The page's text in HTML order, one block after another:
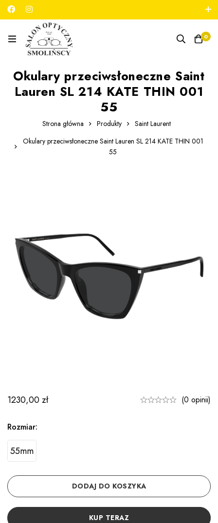
789 180 706
0
Okulary przeciwsłoneczne Saint
Lauren SL 214 KATE THIN 001
55
Strona główna Produkty
Saint Laurent
Okulary przeciwsłoneczne Saint Lauren SL 214 KATE THIN 001
55
1230,00zł (0 opinii)
Rozmiar:
55mm
DODAJ DO KOSZYKA
KUP TERAZ